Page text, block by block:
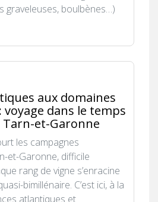
graveleuses, boulbènes…)
aux domaines
voyage dans le temps
Tarn-et-Garonne
les campagnes
et-Garonne, difficile
rang de vigne s’enracine
bimillénaire. C’est ici, à la
atlantiques et